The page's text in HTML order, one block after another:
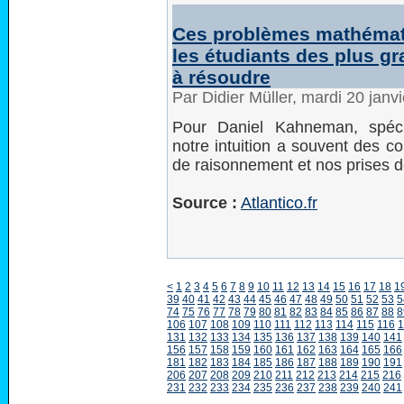
Ces problèmes
les étudiants des plus
à résoudre
Par Didier Müller, mardi 20
Pour Daniel Kahneman,
notre intuition a souvent des
de raisonnement et nos prises
Source : Atlantico.fr
< 1 2 3 4 5 6 7 8 9 10 11 12 13 14 15 16 17 18
39 40 41 42 43 44 45 46 47 48 49 50 51 52 53
74 75 76 77 78 79 80 81 82 83 84 85 86 87 88
106 107 108 109 110 111 112 113 114 115 116
131 132 133 134 135 136 137 138 139 140 141
156 157 158 159 160 161 162 163 164 165 166
181 182 183 184 185 186 187 188 189 190 191
206 207 208 209 210 211 212 213 214 215 216
231 232 233 234 235 236 237 238 239 240 241